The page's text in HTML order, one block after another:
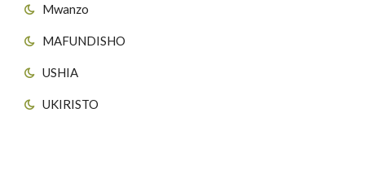
Mwanzo
MAFUNDISHO
USHIA
UKIRISTO